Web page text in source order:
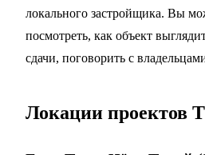
локального застройщика. Вы
посмотреть, как объект
сдачи, поговорить с
Локации проектов